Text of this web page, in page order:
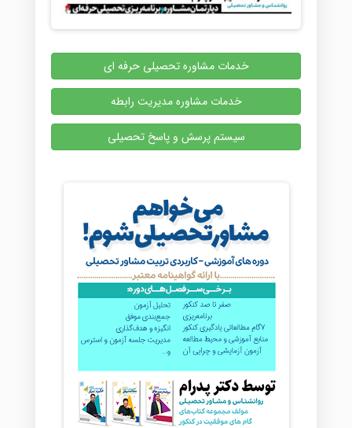
خدمات مشاوره تحصیلی حرفه ای
خدمات مشاوره مدیریت رابطه
سیستم پرسش و پاسخ تحصیلی